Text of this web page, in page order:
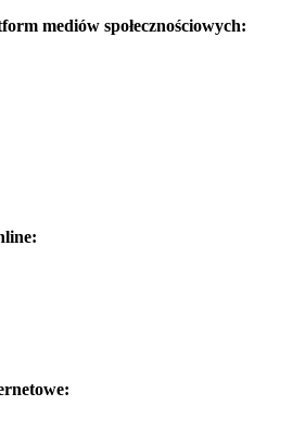
mediów społecznościowych: